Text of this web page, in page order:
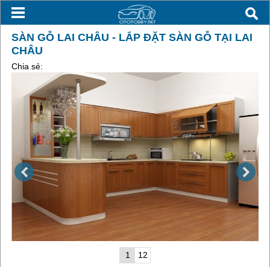
SÀN GỖ LAI CHÂU - LẮP ĐẶT SÀN GỖ TẠI LAI
CHÂU
Chia sẻ:
1 12